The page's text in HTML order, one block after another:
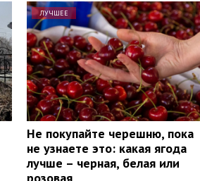
ЛУЧШЕЕ
Не покупайте черешню, пока
не узнаете это: какая ягода
лучше – черная, белая или
розовая